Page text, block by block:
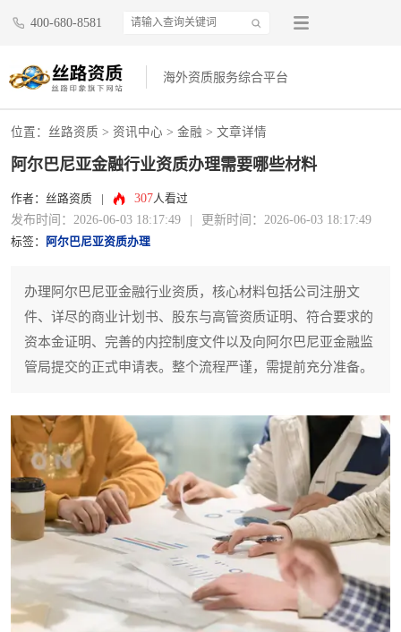
400-680-8581
海外资质服务综合平台
位置： 丝路资质 > 资讯中心 > 金融 > 文章详情
阿尔巴尼亚金融行业资质办理需要哪些材料
作者：丝路资质 307人看过
发布时间：2026-06-03 18:17:49 更新时间：2026-06-03 18:17:49
标签： 阿尔巴尼亚资质办理
办理阿尔巴尼亚金融行业资质，核心材料包括公司注册文
件、详尽的商业计划书、股东与高管资质证明、符合要求的
资本金证明、完善的内控制度文件以及向阿尔巴尼亚金融监
管局提交的正式申请表。整个流程严谨，需提前充分准备。